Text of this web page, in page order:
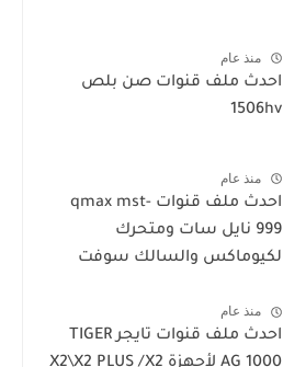
منذ عام
احدث ملف قنوات صن بلص
1506hv
منذ عام
احدث ملف قنوات qmax mst-
999 نايل سات ومتحرك
لكيوماكس والسالك سوفت
Mini 2 USB-SALIK H3 Mini-Salik
H2 Plus
منذ عام
احدث ملف قنوات تايجر TIGER